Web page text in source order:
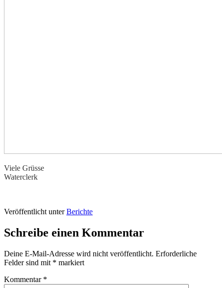
Viele Grüsse
Waterclerk
Veröffentlicht unter Berichte
Schreibe einen Kommentar
Deine E-Mail-Adresse wird nicht veröffentlicht. Erforderliche
Felder sind mit * markiert
Kommentar *